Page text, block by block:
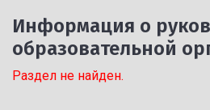
Информация о
образовательной
Раздел не найден.